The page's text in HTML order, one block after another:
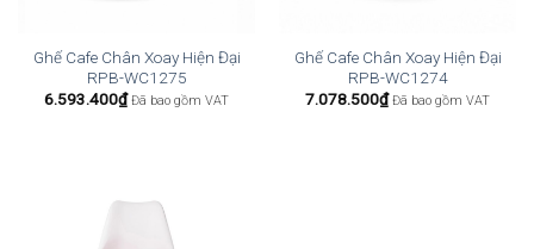
Ghế Cafe Chân Xoay Hiện Đại
RPB-WC1275
6.593.400₫ Đã bao gồm VAT
Ghế Cafe Chân Xoay Hiện Đại
RPB-WC1274
7.078.500₫ Đã bao gồm VAT